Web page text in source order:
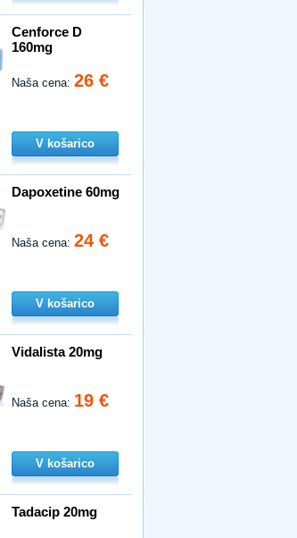
Cenforce D
160mg
Naša cena:26 €
V košarico
Dapoxetine 60mg
Naša cena:24 €
V košarico
Vidalista 20mg
Naša cena: 19 €
V košarico
Tadacip 20mg